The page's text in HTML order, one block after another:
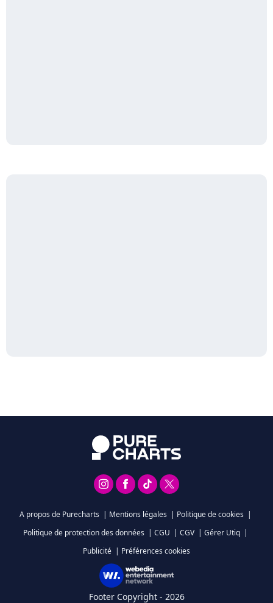
A propos de Purecharts | Mentions légales | Politique de cookies |
Politique de protection des données | CGU | CGV | Gérer Utiq |
Publicité | Préférences cookies
Footer Copyright - 2026